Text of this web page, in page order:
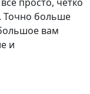
Точно больше
вам
и